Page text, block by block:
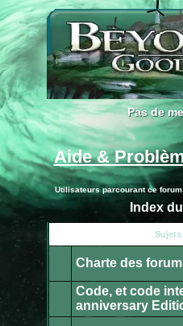
Pas de
Pas de
Aide &
Utilisateurs parcourant ce
Publier
sujet
Index
Sujets
sujet
est
verrouillé.
Vous
ne
Charte des
Aucun
message
Code, et code
anniversary